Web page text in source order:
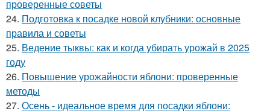
проверенные советы
24. Подготовка к посадке новой клубники: основные
правила и советы
25. Ведение тыквы: как и когда убирать урожай в 2025
году
26. Повышение урожайности яблони: проверенные
методы
27. Осень - идеальное время для посадки яблони: